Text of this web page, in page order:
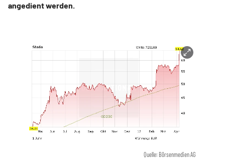
angedient werden.
Quelle: Börsenmedien AG